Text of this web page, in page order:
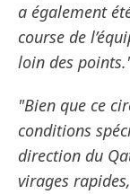
a également
course de
loin des
"Bien que ce
conditions
direction du
virages